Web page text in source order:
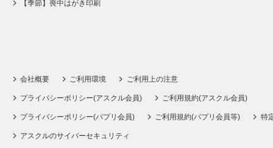
【季節】喪中はがき印刷
会社概要 ご利用環境 ご利用上の注意
プライバシーポリシー(アスクル会員) ご利用規約(アスクル会員)
プライバシーポリシー(パプリ会員) ご利用規約(パプリ会員等) 特
アスクルのサイバーセキュリティ